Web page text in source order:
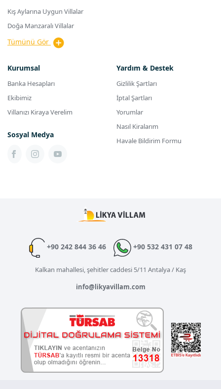
Kış Aylarına Uygun Villalar
Doğa Manzaralı Villalar
Tümünü Gör
Kurumsal
Banka Hesapları
Ekibimiz
Villanızı Kiraya Verelim
Sosyal Medya
Yardım & Destek
Gizlilik Şartları
İptal Şartları
Yorumlar
Nasıl Kiralarım
Havale Bildirim Formu
+90 242 844 36 46 +90 532 431 07 48
Kalkan mahallesi, şehitler caddesi 5/11 Antalya / Kaş
info@likyavillam.com